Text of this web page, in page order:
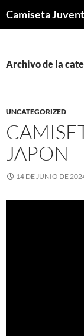
Archivo de la
UNCATEGORIZED
JAPON
14 DE JUNIO DE